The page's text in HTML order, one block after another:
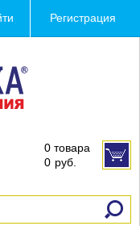
Регистрация
0 товара
0 руб.